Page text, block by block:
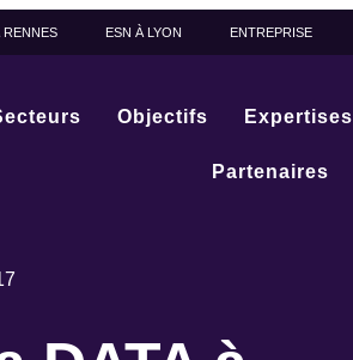
RENNES ESN À LYON ENTREPRISE
Objectifs Expertises
Partenaires